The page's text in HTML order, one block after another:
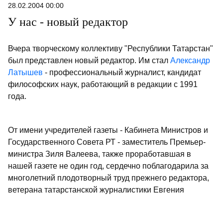
28.02.2004 00:00
У нас - новый редактор
Вчера творческому коллективу "Республики Татарстан"
был представлен новый редактор. Им стал Александр
Латышев - профессиональный журналист, кандидат
философских наук, работающий в редакции с 1991
года.
От имени учредителей газеты - Кабинета Министров и
Государственного Совета РТ - заместитель Премьер-
министра Зиля Валеева, также проработавшая в
нашей газете не один год, сердечно поблагодарила за
многолетний плодотворный труд прежнего редактора,
ветерана татарстанской журналистики Евгения